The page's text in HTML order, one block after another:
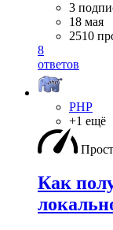
3
18 мая
2510
8
ответов
PHP
+1 ещё
Как